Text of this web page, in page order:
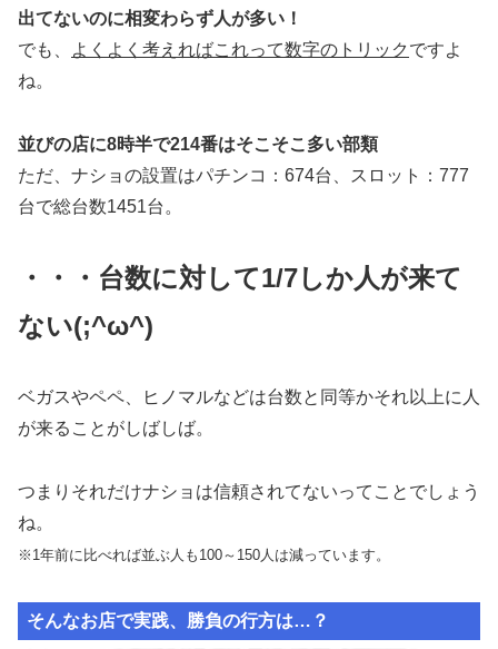
出てないのに相変わらず人が多い！
でも、
よくよく考えればこれって数字のトリック ですよ
ね。
並びの店に8時半で214番はそこそこ多い部類
ただ、ナショの設置はパチンコ：674台、スロット：777
台で総台数1451台。
・・・台数に対して1/7しか人が来て
ない(;^ω^)
ベガスやペペ、ヒノマルなどは台数と同等かそれ以上に人
が来ることがしばしば。
つまりそれだけナショは信頼されてないってことでしょう
ね。
※1年前に比べれば並ぶ人も100～150人は減っています。
そんなお店で実践、勝負の行方は…？